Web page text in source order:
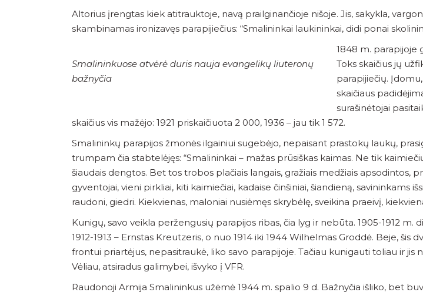
Altorius įrengtas kiek atitrauktoje, navą prailginančioje nišoje. Jis, sakykla,
skambinamas ironizavęs parapijiečius: “Smalininkai laukininkai, didi ponai
Smalininkuose atvėrė duris nauja evangelikų liuteronų
bažnyčia
1848 m. parapijoje
Toks skaičius jų
parapijiečių.
skaičiaus
surašinėtojai
skaičius vis mažėjo: 1921 priskaičiuota 2 000, 1936 – jau tik 1 572.
Smalininkų parapijos žmonės ilgainiui sugebėjo, nepaisant prastokų laukų,
trumpam čia stabtelėjęs: “Smalininkai – mažas prūsiškas kaimas. Ne tik
šiaudais dengtos. Bet tos trobos plačiais langais, gražiais medžiais apsodintos,
gyventojai, vieni pirkliai, kiti kaimiečiai, kadaise činšiniai, šiandieną, savininkams
raudoni, giedri. Kiekvienas, maloniai nusiėmęs skrybėlę, sveikina praeivį,
Kunigų, savo veikla peržengusių parapijos ribas, čia lyg ir nebūta. 1905-1912
1912-1913 – Ernstas Kreutzeris, o nuo 1914 iki 1944 Wilhelmas Groddė. Beje,
frontui priartėjus, nepasitraukė, liko savo parapijoje. Tačiau kunigauti toliau ir
Vėliau, atsiradus galimybei, išvyko į VFR.
Raudonoji Armija Smalininkus užėmė 1944 m. spalio 9 d. Bažnyčia išliko, bet